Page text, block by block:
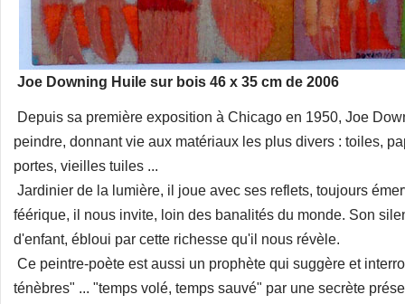
Joe Downing Huile sur bois 46 x 35 cm de 2006
Depuis sa première exposition à Chicago en 1950, Joe
peindre, donnant vie aux matériaux les plus divers : toiles,
portes, vieilles tuiles ...
Jardinier de la lumière, il joue avec ses reflets, toujours
féérique, il nous invite, loin des banalités du monde. Son
d'enfant, ébloui par cette richesse qu'il nous révèle.
Ce peintre-poète est aussi un prophète qui suggère et
ténèbres" ... "temps volé, temps sauvé" par une secrète